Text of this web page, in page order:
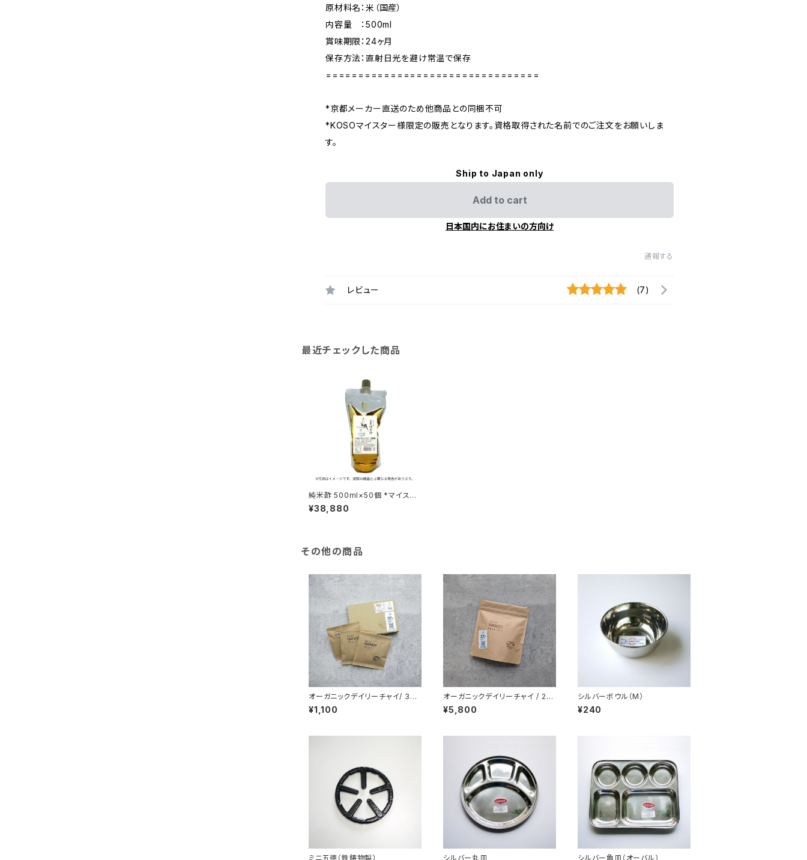
原材料名：米（国産）
内容量 ：500ml
賞味期限：24ヶ月
保存方法：直射日光を避け常温で保存
=================================
*京都メーカー直送のため他商品との同梱不可
*KOSOマイスター様限定の販売となります。資格取得された名前でのご注文をお願いしま
す。
Ship to Japan only
Add to cart
日本国内にお住まいの方向け
通報する
レビュー (7)
最近チェックした商品
純米酢 500ml×50個 *マイスタ
ー会員限定商品
¥38,880
その他の商品
オーガニックデイリーチャイ/ 3個
入
¥1,100
オーガニックデイリーチャイ / 20
個入り/ 大容量パック
¥5,800
シルバーボウル（M）
¥240
ミニ五徳（鉄鋳物製） シルバー丸皿 シルバー角皿（オーバル）